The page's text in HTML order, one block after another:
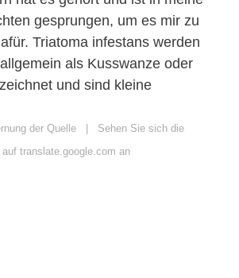
gesprungen, um es mir zu
Triatoma infestans werden
als Kusswanze oder
und sind kleine
der Quelle | Sehen Sie sich die
translate.google.com an